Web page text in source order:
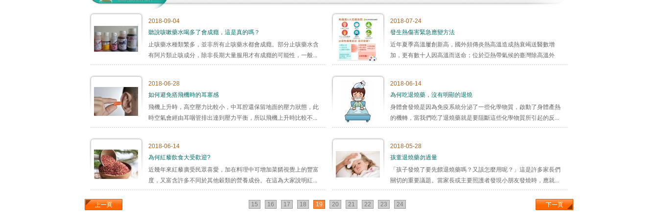
2018-09-04
聽說咳嗽藥水喝多了會成癮，這是真的嗎？
止咳藥水種類繁多，並非所有止咳藥水都會成癮。部分止咳藥水含
有阿片類止咳成分，除非長期大量服用才有成癮的可能性，一般...
2018-07-24
發生熱傷害緊急應變方法
近年夏季高溫屢創新高，國外頻傳炎熱高溫造成熱衰竭送醫數增
加，更有數十人因高溫而送命；位於亞熱帶氣候的臺灣除高溫外
亦...
2018-06-28
如何避免搭飛機時的耳塞感
飛機上升時，高空壓力比較小，中耳腔還保留地面的壓力狀態，此
時空氣會經由耳咽管排出達到壓力平衡，所以飛機上升時比較不...
2018-06-14
為何吃退燒藥，沒有明顯的退燒
身體會發燒是因為免疫系統分泌了一些化學物質，啟動了身體產熱
的機轉，當我們吃了退燒藥就是要阻斷這些化學物質所引起的反...
2018-06-14
為何紅藜飲食大受歡迎?
近幾年來紅藜廣受民眾喜愛，加在料理中可增加菜餚視覺上的豐富
度，又富含許多不同於其他穀類的營養成份。在這為大家說明紅...
2018-05-28
孩童退燒藥勿過量
「孩子發燒了要先餵退燒藥嗎？又該怎麼用呢？」這是許多家長們
關切的重要議題。當家長或主要照護者發現小朋友發燒時，應就...
15 16 17 18 19 20 21 22 23 24